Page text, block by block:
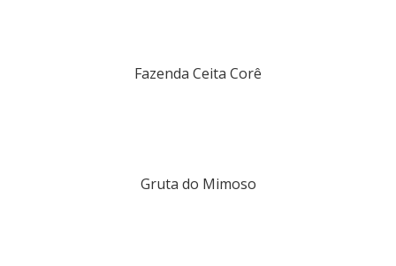
Fazenda Ceita Corê
Gruta do Mimoso